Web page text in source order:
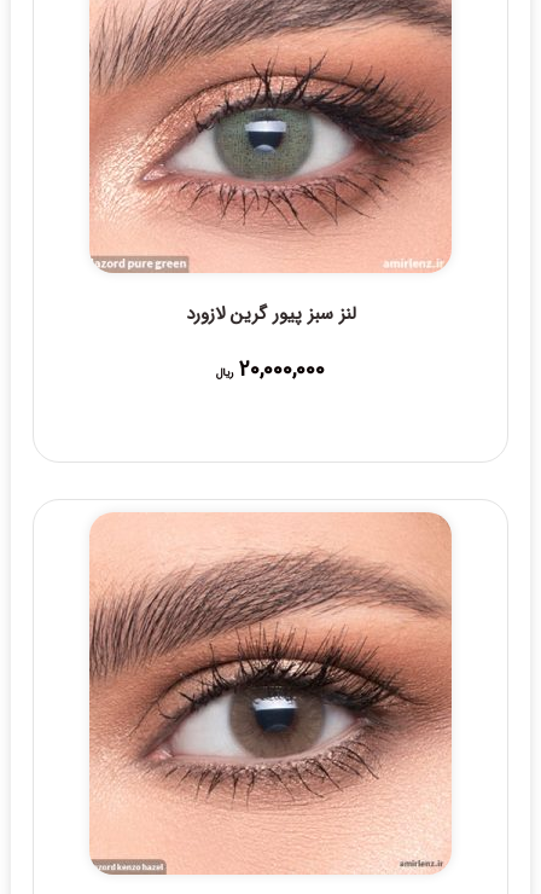
لنز سبز پیور گرین لازورد
20,000,000 ریال